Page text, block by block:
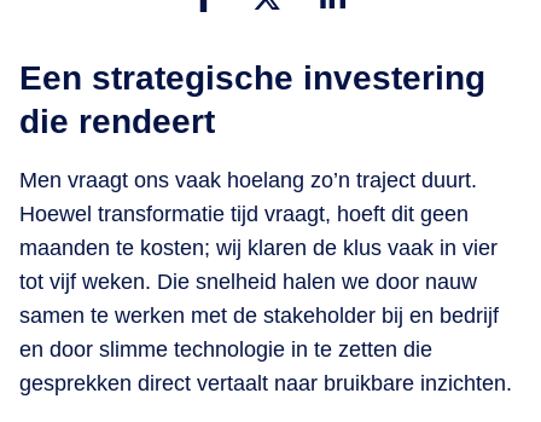
Een strategische investering
die rendeert
Men vraagt ons vaak hoelang zo’n traject duurt.
Hoewel transformatie tijd vraagt, hoeft dit geen
maanden te kosten; wij klaren de klus vaak in vier
tot vijf weken. Die snelheid halen we door nauw
samen te werken met de stakeholder bij en bedrijf
en door slimme technologie in te zetten die
gesprekken direct vertaalt naar bruikbare inzichten.